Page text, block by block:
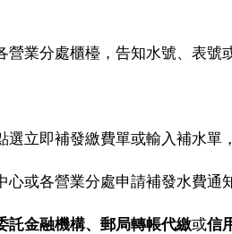
營業分處櫃檯，告知水號、表號
選立即補發繳費單或輸入補水單
心或各營業分處申請補發水費通
託金融機構、郵局轉帳代繳或信